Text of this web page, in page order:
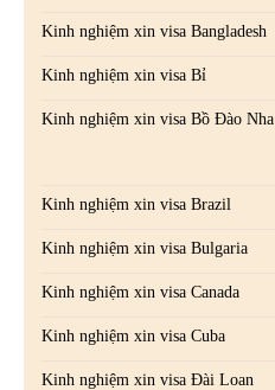
Kinh nghiệm xin visa Bangladesh
Kinh nghiệm xin visa Bỉ
Kinh nghiệm xin visa Bồ Đào Nha
Kinh nghiệm xin visa Brazil
Kinh nghiệm xin visa Bulgaria
Kinh nghiệm xin visa Canada
Kinh nghiệm xin visa Cuba
Kinh nghiệm xin visa Đài Loan